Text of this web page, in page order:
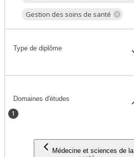
Gestion des soins de santé
Type de diplôme
Domaines d'études
1
Médecine et sciences de la